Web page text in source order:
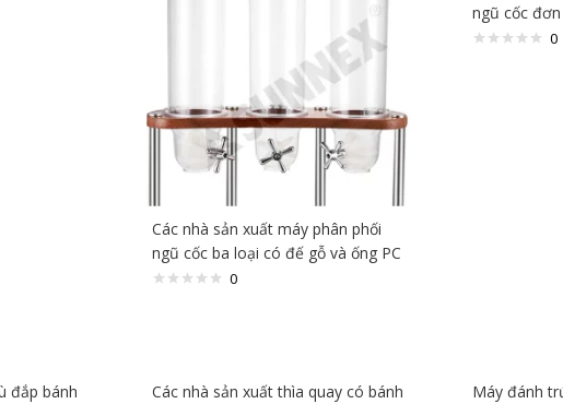
Các nhà sản xuất máy phân phối
ngũ cốc ba loại có đế gỗ và ống PC
0
ngũ cốc
0
đắp bánh
Các nhà sản xuất thìa quay có bánh
Máy đánh